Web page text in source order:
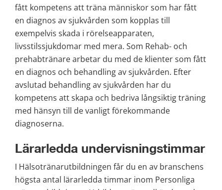
fått kompetens att träna människor som har fått
en diagnos av sjukvården som kopplas till
exempelvis skada i rörelseapparaten,
livsstilssjukdomar med mera. Som Rehab- och
prehabtränare arbetar du med de klienter som fått
en diagnos och behandling av sjukvården. Efter
avslutad behandling av sjukvården har du
kompetens att skapa och bedriva långsiktig träning
med hänsyn till de vanligt förekommande
diagnoserna.
Lärarledda undervisningstimmar
I Hälsotränarutbildningen får du en av branschens
högsta antal lärarledda timmar inom Personliga